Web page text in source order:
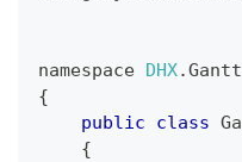
namespace DHX.Gantt
{
public
class
{